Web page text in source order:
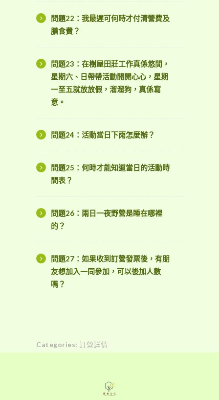
問題22：我最遲可何時才付清營費及
膳食費？
問題23：在樹屋田莊工作真係悠閒，
星期六、日帶帶活動開開心心，星期
一至五就放放假，溜溜狗，真係寫
意。
問題24：活動當日下雨怎麼辦？
問題25：何時才能知道當日的活動時
間表？
問題26：兩日一夜野營是睡在哪裡
的？
問題27：如果收到訂營發票後，有朋
友想加入一同參加，可以後加人數
嗎？
Categories: 訂營詳情